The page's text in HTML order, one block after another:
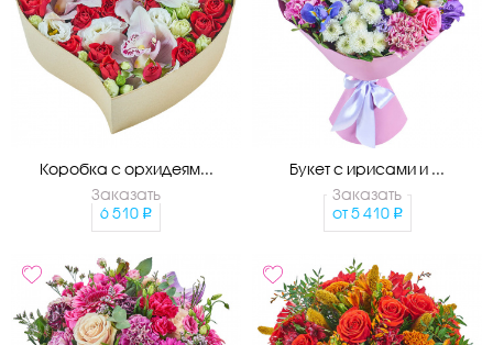
Коробка с орхидеям...
Заказать
6 510
Букет с ирисами и ...
Заказать
от 5 410